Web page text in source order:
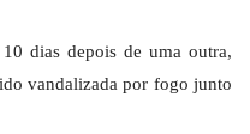
dias depois de uma outra,
vandalizada por fogo junto